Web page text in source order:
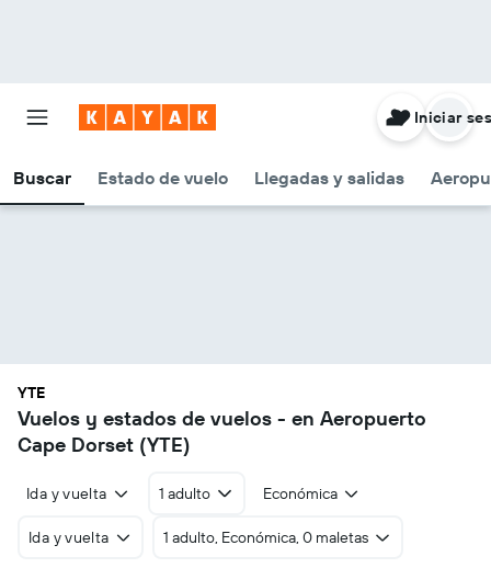
Buscar Estado de vuelo Llegadas y salidas
Iniciar
YTE
Vuelos y estados de vuelos - en Aeropuerto
Cape Dorset (YTE)
Ida y vuelta 1 adulto Económica
Ida y vuelta 1 adulto, Económica, 0 maletas